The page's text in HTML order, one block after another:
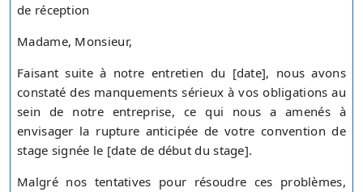
de réception
Madame, Monsieur,
Faisant suite à notre entretien du [date], nous avons
constaté des manquements sérieux à vos obligations au
sein de notre entreprise, ce qui nous a amenés à
envisager la rupture anticipée de votre convention de
stage signée le [date de début du stage].
Malgré nos tentatives pour résoudre ces problèmes,